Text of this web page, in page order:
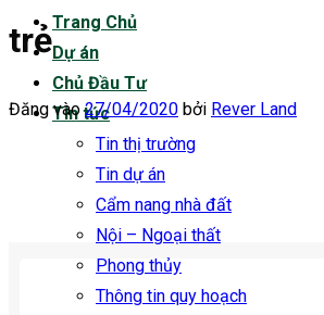
Trang Chủ
Dự án
Chủ Đầu Tư
Tin tức
Tin thị trường
Tin dự án
Cẩm nang nhà đất
Nội – Ngoại thất
Phong thủy
Thông tin quy hoạch
trẻ
Đăng vào27/04/2020 bởi Rever Land